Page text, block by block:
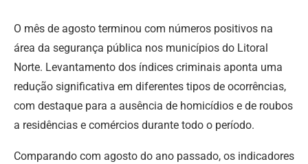
O mês de agosto terminou com números positivos na
área da segurança pública nos municípios do Litoral
Norte. Levantamento dos índices criminais aponta uma
redução significativa em diferentes tipos de ocorrências,
com destaque para a ausência de homicídios e de roubos
a residências e comércios durante todo o período.
Comparando com agosto do ano passado, os indicadores